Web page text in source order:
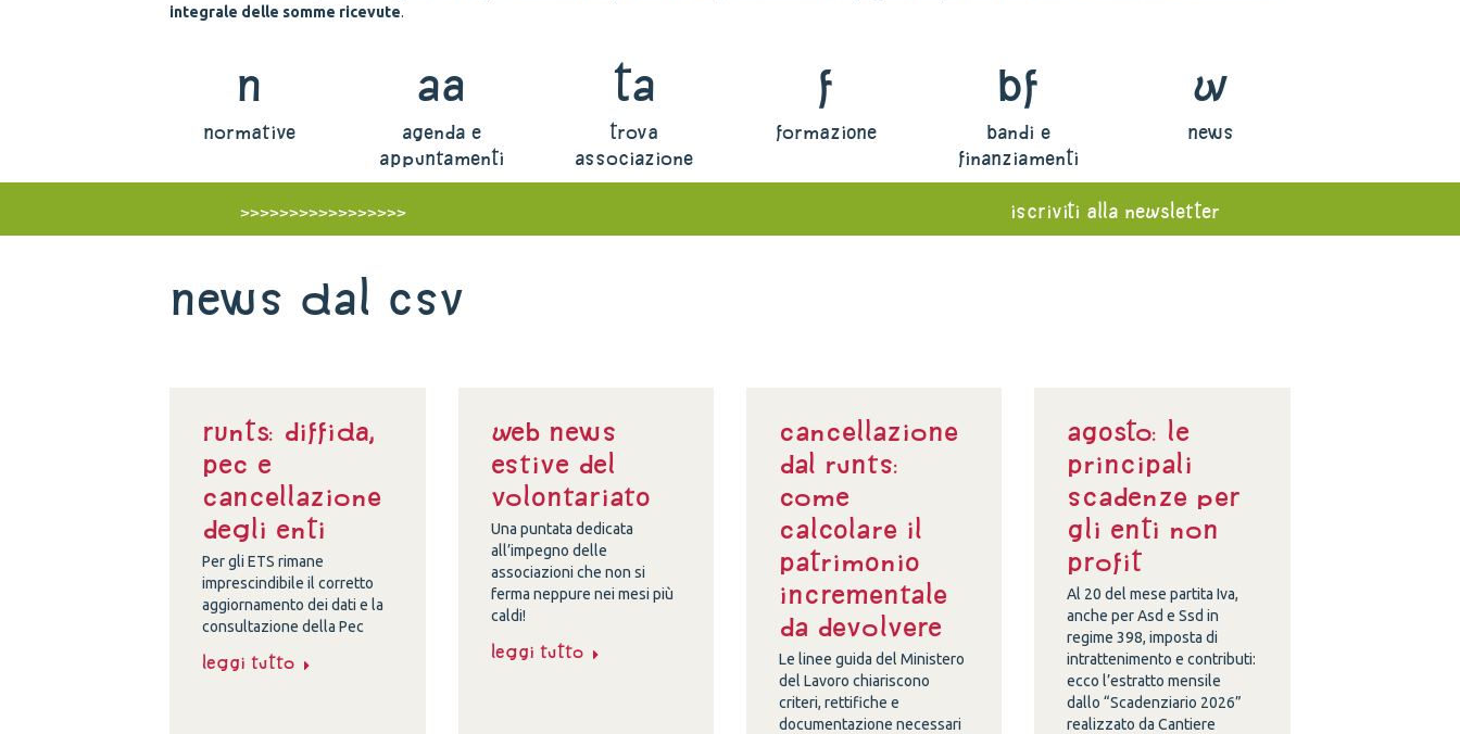
integrale delle somme ricevute.
n
normative
aa
agenda e
appuntamenti
ta
trova
associazione
f
formazione
bf
bandi e
finanziamenti
w
news
>>>>>>>>>>>>>>>>> iscriviti alla newsletter
News dal Csv
Runts: diffida,
Pec e
cancellazione
degli enti
Per gli ETS rimane
imprescindibile il corretto
aggiornamento dei dati e la
consultazione della Pec
Leggi tutto
Web news
estive del
volontariato
Una puntata dedicata
all’impegno delle
associazioni che non si
ferma neppure nei mesi più
caldi!
Leggi tutto
Cancellazione
dal Runts:
come
calcolare il
patrimonio
incrementale
da devolvere
Le linee guida del Ministero
del Lavoro chiariscono
criteri, rettifiche e
documentazione necessari
Agosto: le
principali
scadenze per
gli enti non
profit
Al 20 del mese partita Iva,
anche per Asd e Ssd in
regime 398, imposta di
intrattenimento e contributi:
ecco l’estratto mensile
dallo “Scadenziario 2026”
realizzato da Cantiere